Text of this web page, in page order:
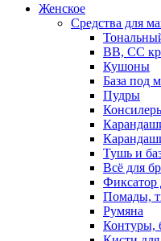
Женское
Средства для
BB, CC
Кушоны
База под
Пудры
Тушь и
Всё для
Фиксатор
Помады,
Румяна
Контуры,